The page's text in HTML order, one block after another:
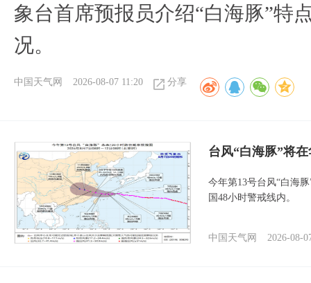
象台首席预报员介绍“白海豚”特
况。
中国天气网 2026-08-07 11:20 分享
台风“白海豚”将
今年第13号台风“白海
国48小时警戒线内。
中国天气网 2026-08-